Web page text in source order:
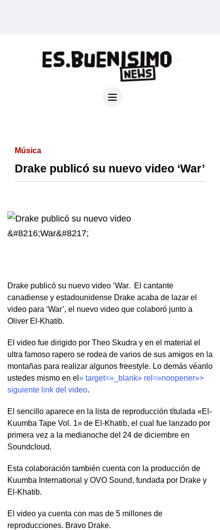
Música
Drake publicó su nuevo video ‘War’
Drake publicó su nuevo video ‘War. El cantante
canadiense y estadounidense Drake acaba de lazar el
video para ‘War’, el nuevo video que colaboró junto a
Oliver El-Khatib.
El video fue dirigido por Theo Skudra y en el material el
ultra famoso rapero se rodea de varios de sus amigos en la
montañas para realizar algunos freestyle. Lo demás véanlo
ustedes mismo en el » target=»_blank» rel=»noopener»>
siguiente link del video.
El sencillo aparece en la lista de reproducción títulada «El-
Kuumba Tape Vol. 1» de El-Khatib, el cual fue lanzado por
primera vez a la medianoche del 24 de diciembre en
Soundcloud.
Esta colaboración también cuenta con la producción de
Kuumba International y OVO Sound, fundada por Drake y
El-Khatib.
El video ya cuenta con mas de 5 millones de
reproducciones. Bravo Drake.